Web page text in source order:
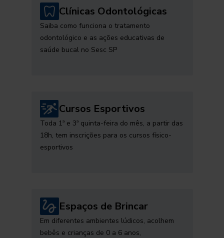
Clínicas Odontológicas
Saiba como funciona o tratamento
odontológico e as ações educativas de
saúde bucal no Sesc SP
Cursos Esportivos
Toda 1ª e 3ª quinta-feira do mês, a partir das
18h, tem inscrições para os cursos físico-
esportivos
Espaços de Brincar
Em diferentes ambientes lúdicos, acolhem
bebês e crianças de 0 a 6 anos,